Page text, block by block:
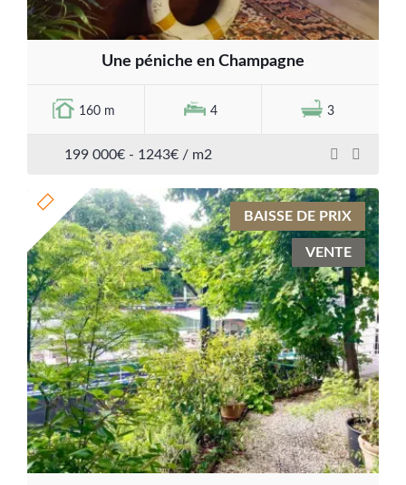
Une péniche en Champagne
160 m 4 3
199 000€ - 1243€ / m2
BAISSE DE PRIX
VENTE